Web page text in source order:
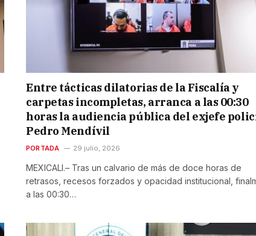
Entre tácticas dilatorias de la Fiscalía y
carpetas incompletas, arranca a las 00:30
horas la audiencia pública del exjefe
Pedro Mendívil
PORTADA 29 julio, 2026
MEXICALI.– Tras un calvario de más de doce horas de
retrasos, recesos forzados y opacidad institucional,
a las 00:30…